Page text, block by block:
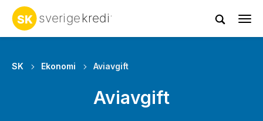
SK Ekonomi Aviavgift
Aviavgift